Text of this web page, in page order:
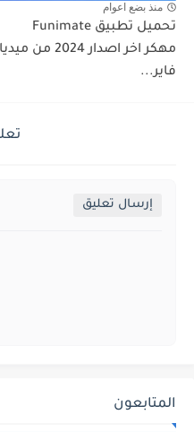
منذ بضع اعوام
تحميل تطبيق Funimate
مهكر اخر اصدار 2024 من ميديا
فاير...
إرسال تعليق
المتابعون